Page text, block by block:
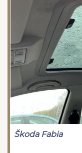
Škoda Fabia